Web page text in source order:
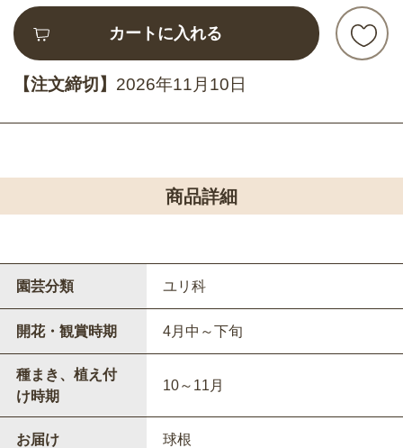
カートに入れる
【注文締切】 2026年11月10日
商品詳細
園芸分類 ユリ科
開花・観賞時期 4月中～下旬
種まき、植え付
け時期
10～11月
お届け 球根